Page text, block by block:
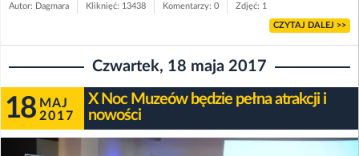
Autor: Dagmara Kliknięć: 13438 Komentarzy: 0 Zdjęć: 1
CZYTAJ DALEJ >>
Czwartek, 18 maja 2017
18 MAJ
2017
X Noc Muzeów będzie pełna atrakcji i
nowości